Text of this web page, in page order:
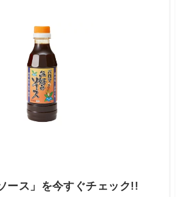
ース」を今すぐチェック!!